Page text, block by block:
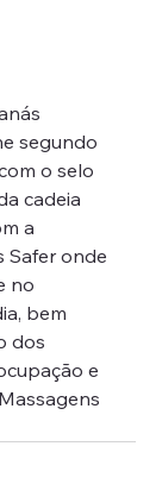
segundo
o selo
cadeia
a
Safer onde
no
bem
dos
e